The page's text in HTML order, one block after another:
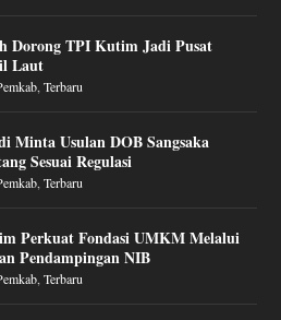
Dorong TPI Kutim Jadi Pusat
Laut
,Terbaru
Minta Usulan DOB Sangsaka
Sesuai Regulasi
,Terbaru
Perkuat Fondasi UMKM Melalui
Pendampingan NIB
,Terbaru